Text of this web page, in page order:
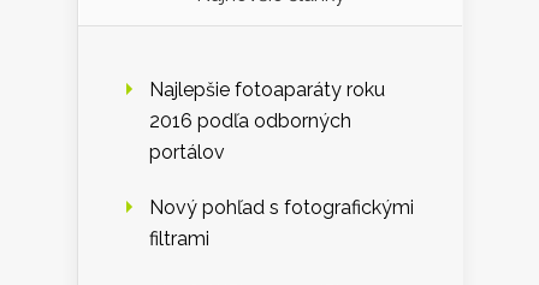
Najlepšie fotoaparáty roku
2016 podľa odborných
portálov
Nový pohľad s fotografickými
filtrami